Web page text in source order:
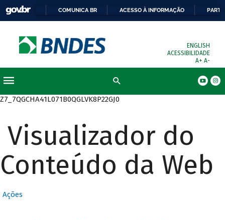
COMUNICA BR ACESSO À INFORMAÇÃO
ENGLISH
ACESSIBILIDADE
A+ A-
Z7_7QGCHA41L071B0QGLVK8P22GJ0
Visualizador do
Conteúdo da Web
Ações